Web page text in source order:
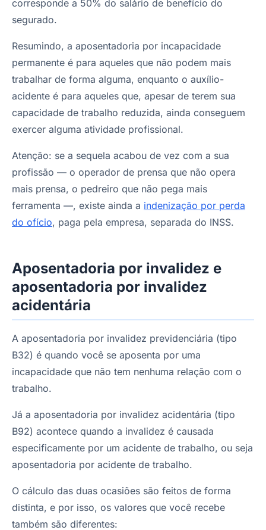
corresponde a 50% do salário de benefício do
segurado.
Resumindo, a aposentadoria por incapacidade
permanente é para aqueles que não podem mais
trabalhar de forma alguma, enquanto o auxílio-
acidente é para aqueles que, apesar de terem sua
capacidade de trabalho reduzida, ainda conseguem
exercer alguma atividade profissional.
Atenção: se a sequela acabou de vez com a sua
profissão — o operador de prensa que não opera
mais prensa, o pedreiro que não pega mais
ferramenta —, existe ainda a indenização por perda
do ofício, paga pela empresa, separada do INSS.
Aposentadoria por invalidez e
aposentadoria por invalidez
acidentária
A aposentadoria por invalidez previdenciária (tipo
B32) é quando você se aposenta por uma
incapacidade que não tem nenhuma relação com o
trabalho.
Já a aposentadoria por invalidez acidentária (tipo
B92) acontece quando a invalidez é causada
especificamente por um acidente de trabalho, ou seja
aposentadoria por acidente de trabalho.
O cálculo das duas ocasiões são feitos de forma
distinta, e por isso, os valores que você recebe
também são diferentes: